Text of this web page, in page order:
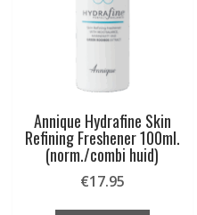
Annique Hydrafine Skin
Refining Freshener 100ml.
(norm./combi huid)
€17.95